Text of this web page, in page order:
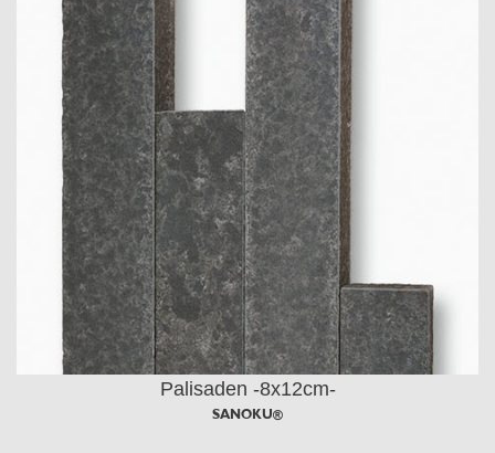
Palisaden -8x12cm-
SANOKU®